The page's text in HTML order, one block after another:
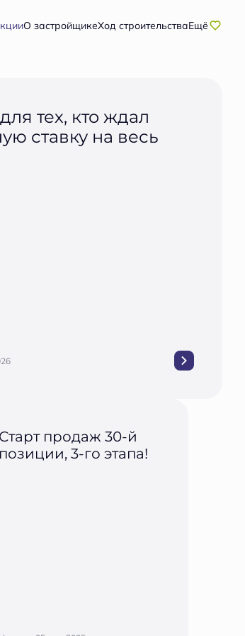
О застройщикеХод строительстваЕщё
тех, кто ждал
ставку на весь
Старт продаж 30-й
позиции, 3-го этапа!